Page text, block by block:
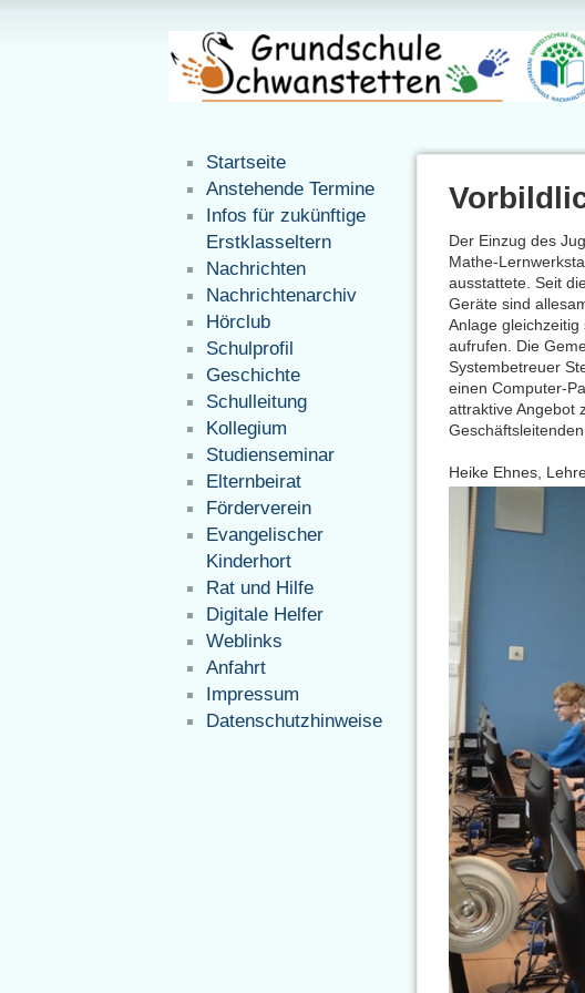
Startseite
Anstehende Termine
Infos für zukünftige
Erstklasseltern
Nachrichten
Nachrichtenarchiv
Hörclub
Schulprofil
Geschichte
Schulleitung
Kollegium
Studienseminar
Elternbeirat
Förderverein
Evangelischer
Kinderhort
Rat und Hilfe
Digitale Helfer
Weblinks
Anfahrt
Impressum
Datenschutzhinweise
Der Einzug des
Mathe-
ausstattete. Seit
Geräte sind
Anlage
aufrufen. Die
Systembetreuer
einen Computer-
attraktive Angebot
Heike Ehnes,